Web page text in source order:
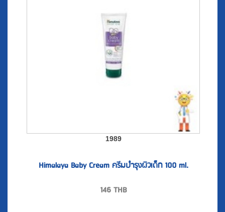
1989
Himalaya Baby Cream ครีมบำรุงผิวเด็ก 100 ml.
146THB